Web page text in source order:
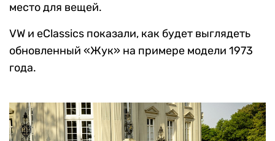
место для вещей.
VW и eClassics показали, как будет выглядеть
обновленный «Жук» на примере модели 1973
года.